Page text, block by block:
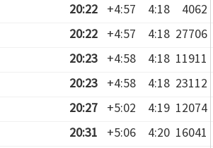
20:22 +4:57 4:18 4062
20:22 +4:57 4:18 27706
20:23 +4:58 4:18 11911
20:23 +4:58 4:18 23112
20:27 +5:02 4:19 12074
20:31 +5:06 4:20 16041